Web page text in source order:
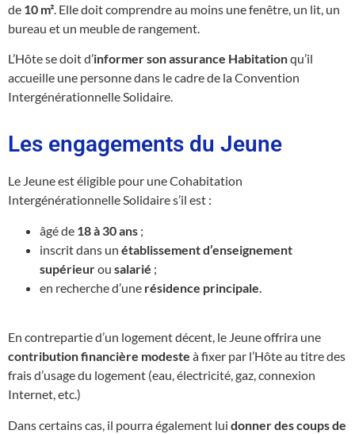
de 10 m² . Elle doit comprendre au moins une fenêtre, un lit, un
bureau et un meuble de rangement.
L’Hôte se doit d’informer son assurance Habitationqu’il
accueille une personne dans le cadre de la Convention
Intergénérationnelle Solidaire.
Les engagements du Jeune
Le Jeune est éligible pour une Cohabitation
Intergénérationnelle Solidaire s’il est :
âgé de 18 à 30 ans ;
inscrit dans un établissement d’enseignement
supérieurou salarié ;
en recherche d’une résidence principale.
En contrepartie d’un logement décent, le Jeune offrira une
contribution financière modeste à fixer par l’Hôte au titre des
frais d’usage du logement (eau, électricité, gaz, connexion
Internet, etc.)
Dans certains cas, il pourra également lui donner des coups de